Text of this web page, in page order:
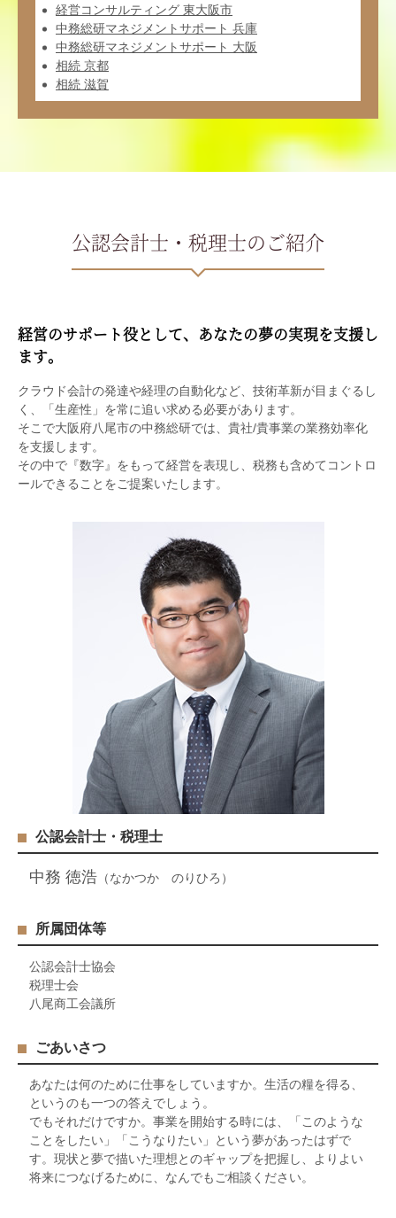
経営コンサルティング 東大阪市
中務総研マネジメントサポート 兵庫
中務総研マネジメントサポート 大阪
相続 京都
相続 滋賀
公認会計士・税理士のご紹介
経営のサポート役として、あなたの夢の実現を支援し
ます。
クラウド会計の発達や経理の自動化など、技術革新が目まぐるし
く、「生産性」を常に追い求める必要があります。
そこで大阪府八尾市の中務総研では、貴社/貴事業の業務効率化
を支援します。
その中で『数字』をもって経営を表現し、税務も含めてコントロ
ールできることをご提案いたします。
公認会計士・税理士
中務 徳浩（なかつか のりひろ）
所属団体等
公認会計士協会
税理士会
八尾商工会議所
ごあいさつ
あなたは何のために仕事をしていますか。生活の糧を得る、
というのも一つの答えでしょう。
でもそれだけですか。事業を開始する時には、「このような
ことをしたい」「こうなりたい」という夢があったはずで
す。現状と夢で描いた理想とのギャップを把握し、よりよい
将来につなげるために、なんでもご相談ください。